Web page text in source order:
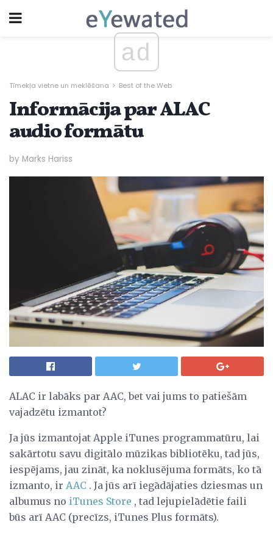
ad
Tīmekļa vietne un meklēšana Best of the Web
Informācija par ALAC
audio formātu
by Marks Hariss
ALAC ir labāks par AAC, bet vai jums to patiešām
vajadzētu izmantot?
Ja jūs izmantojat Apple iTunes programmatūru, lai
sakārtotu savu digitālo mūzikas bibliotēku, tad jūs,
iespējams, jau zināt, ka noklusējuma formāts, ko tā
izmanto, ir AAC . Ja jūs arī iegādājaties dziesmas un
albumus no iTunes Store , tad lejupielādētie faili
būs arī AAC (precīzs, iTunes Plus formāts).